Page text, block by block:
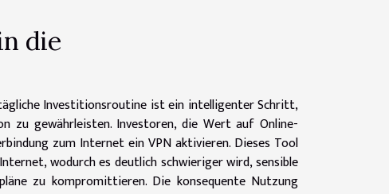
die
Investitionsroutine ist ein intelligenter Schritt,
zu gewährleisten. Investoren, die Wert auf Online-
zum Internet ein VPN aktivieren. Dieses Tool
wodurch es deutlich schwieriger wird, sensible
zu kompromittieren. Die konsequente Nutzung